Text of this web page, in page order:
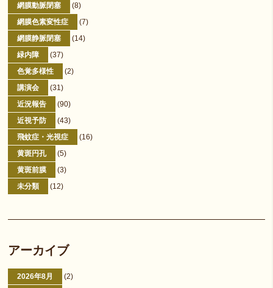
網膜動脈閉塞
(8)
網膜色素変性症
(7)
網膜静脈閉塞
(14)
緑内障
(37)
色覚多様性
(2)
講演会
(31)
近況報告
(90)
近視予防
(43)
飛蚊症・光視症
(16)
黄斑円孔
(5)
黄斑前膜
(3)
未分類
(12)
アーカイブ
2026年8月
(2)